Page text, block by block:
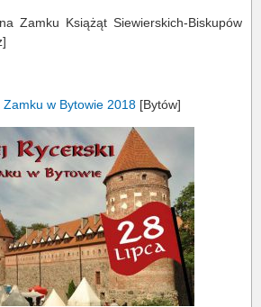
Zamku Książąt Siewierskich-Biskupów
w Bytowie 2018 [Bytów]